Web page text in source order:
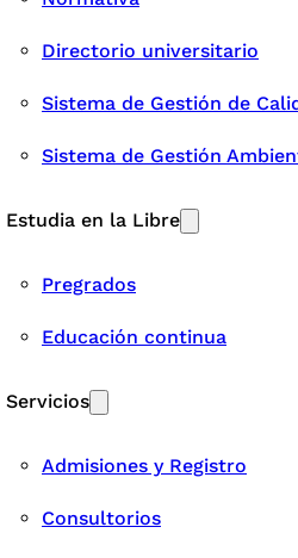
Directorio universitario
Sistema de Gestión de
Sistema de Gestión
Estudia en la Libre
Pregrados
Educación continua
Servicios
Admisiones y Registro
Consultorios